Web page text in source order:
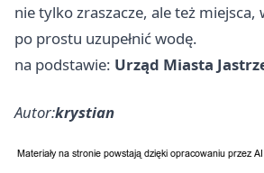
nie tylko zraszacze, ale też
po prostu uzupełnić wodę.
na podstawie: Urząd Miasta
Autor:krystian